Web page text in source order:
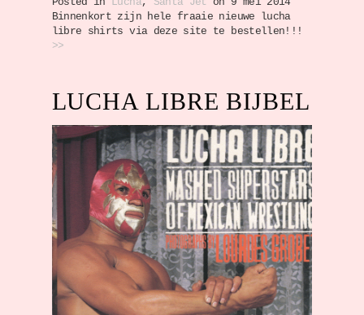
Binnenkort zijn hele fraaie nieuwe lucha
libre shirts via deze site te bestellen!!!
>>
LUCHA LIBRE BIJBEL